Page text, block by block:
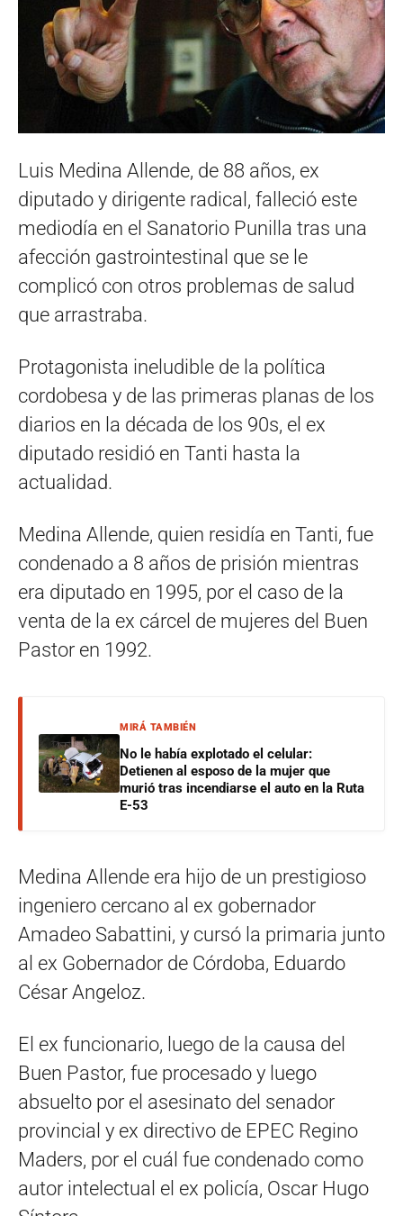
Luis Medina Allende, de 88 años, ex
diputado y dirigente radical, falleció este
mediodía en el Sanatorio Punilla tras una
afección gastrointestinal que se le
complicó con otros problemas de salud
que arrastraba.
Protagonista ineludible de la política
cordobesa y de las primeras planas de los
diarios en la década de los 90s, el ex
diputado residió en Tanti hasta la
actualidad.
Medina Allende, quien residía en Tanti, fue
condenado a 8 años de prisión mientras
era diputado en 1995, por el caso de la
venta de la ex cárcel de mujeres del Buen
Pastor en 1992.
MIRÁ TAMBIÉN
No le había explotado el celular:
Detienen al esposo de la mujer que
murió tras incendiarse el auto en la Ruta
E-53
Medina Allende era hijo de un prestigioso
ingeniero cercano al ex gobernador
Amadeo Sabattini, y cursó la primaria junto
al ex Gobernador de Córdoba, Eduardo
César Angeloz.
El ex funcionario, luego de la causa del
Buen Pastor, fue procesado y luego
absuelto por el asesinato del senador
provincial y ex directivo de EPEC Regino
Maders, por el cuál fue condenado como
autor intelectual el ex policía, Oscar Hugo